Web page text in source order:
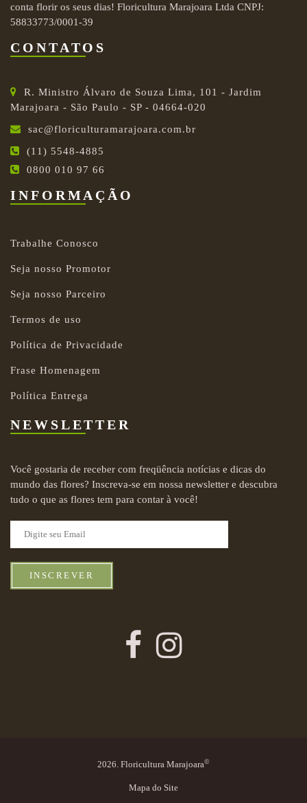
conta florir os seus dias! Floricultura Marajoara Ltda CNPJ:
58833773/0001-39
CONTATOS
R. Ministro Álvaro de Souza Lima, 101 - Jardim
Marajoara - São Paulo - SP - 04664-020
sac@floriculturamarajoara.com.br
(11) 5548-4885
0800 010 97 66
INFORMAÇÃO
Trabalhe Conosco
Seja nosso Promotor
Seja nosso Parceiro
Termos de uso
Política de Privacidade
Frase Homenagem
Política Entrega
NEWSLETTER
Você gostaria de receber com freqüência notícias e dicas do
mundo das flores? Inscreva-se em nossa newsletter e descubra
tudo o que as flores tem para contar à você!
INSCREVER
2026. Floricultura Marajoara©
Mapa do Site